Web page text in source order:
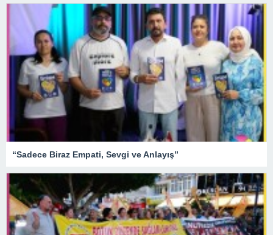
“Sadece Biraz Empati, Sevgi ve Anlayış”